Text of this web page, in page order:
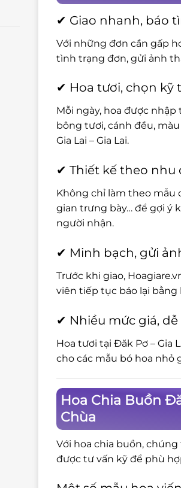
✔ Giao nhanh, báo
Với những đơn cần gấp
tình trạng đơn, gửi ảnh
✔ Hoa tươi, chọn kỹ
Mỗi ngày, hoa được
bông tươi, cánh đều,
Gia Lai – Gia Lai.
✔ Thiết kế theo nhu
Không chỉ làm theo mẫu
gian trưng bày… để gợi ý
người nhận.
✔ Minh bạch, gửi
Trước khi giao,
viên tiếp tục báo lại
✔ Nhiều mức giá,
Hoa tươi tại Đăk Pơ –
cho các mẫu bó hoa nhỏ
Hoa Chia Buồn
Chùa
Với hoa chia buồn,
được tư vấn kỹ để phù